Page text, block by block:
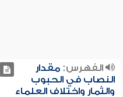
الفهرس:مقدار
النصاب في الحبوب
والثمار واختلاف العلماء